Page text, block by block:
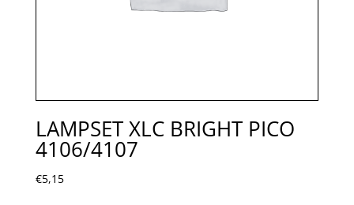
LAMPSET XLC BRIGHT PICO
4106/4107
€5,15